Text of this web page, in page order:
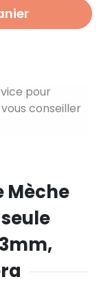
pour
conseiller
Mèche